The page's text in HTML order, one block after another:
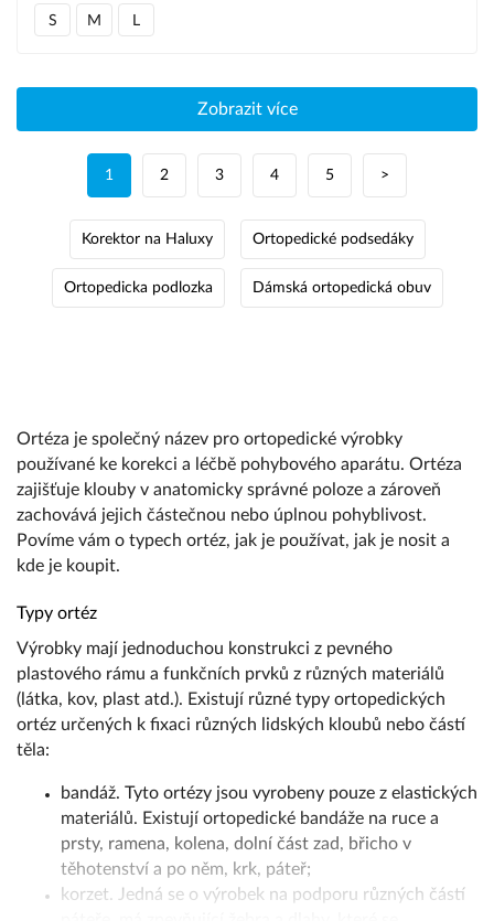
S M L
Zobrazit více
1 2 3 4 5 >
Korektor na Haluxy Ortopedické podsedáky
Ortopedicka podlozka Dámská ortopedická obuv
Ortéza je společný název pro ortopedické výrobky
používané ke korekci a léčbě pohybového aparátu. Ortéza
zajišťuje klouby v anatomicky správné poloze a zároveň
zachovává jejich částečnou nebo úplnou pohyblivost.
Povíme vám o typech ortéz, jak je používat, jak je nosit a
kde je koupit.
Typy ortéz
Výrobky mají jednoduchou konstrukci z pevného
plastového rámu a funkčních prvků z různých materiálů
(látka, kov, plast atd.). Existují různé typy ortopedických
ortéz určených k fixaci různých lidských kloubů nebo částí
těla:
bandáž. Tyto ortézy jsou vyrobeny pouze z elastických
materiálů. Existují ortopedické bandáže na ruce a
prsty, ramena, kolena, dolní část zad, břicho v
těhotenství a po něm, krk, páteř;
korzet. Jedná se o výrobek na podporu různých částí